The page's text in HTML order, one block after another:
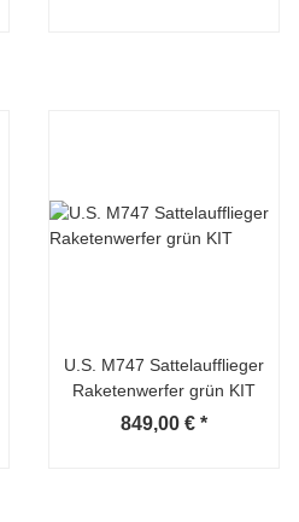
U.S. M747 Sattelaufflieger
Raketenwerfer grün KIT
849,00 € *